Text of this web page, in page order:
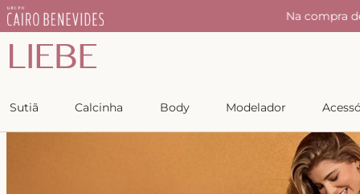
Na compra
Sutiã Calcinha Body Modelador